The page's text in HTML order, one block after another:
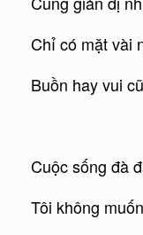
Chỉ có mặt vài
Buồn hay vui
Cuộc sống đà
Tôi không